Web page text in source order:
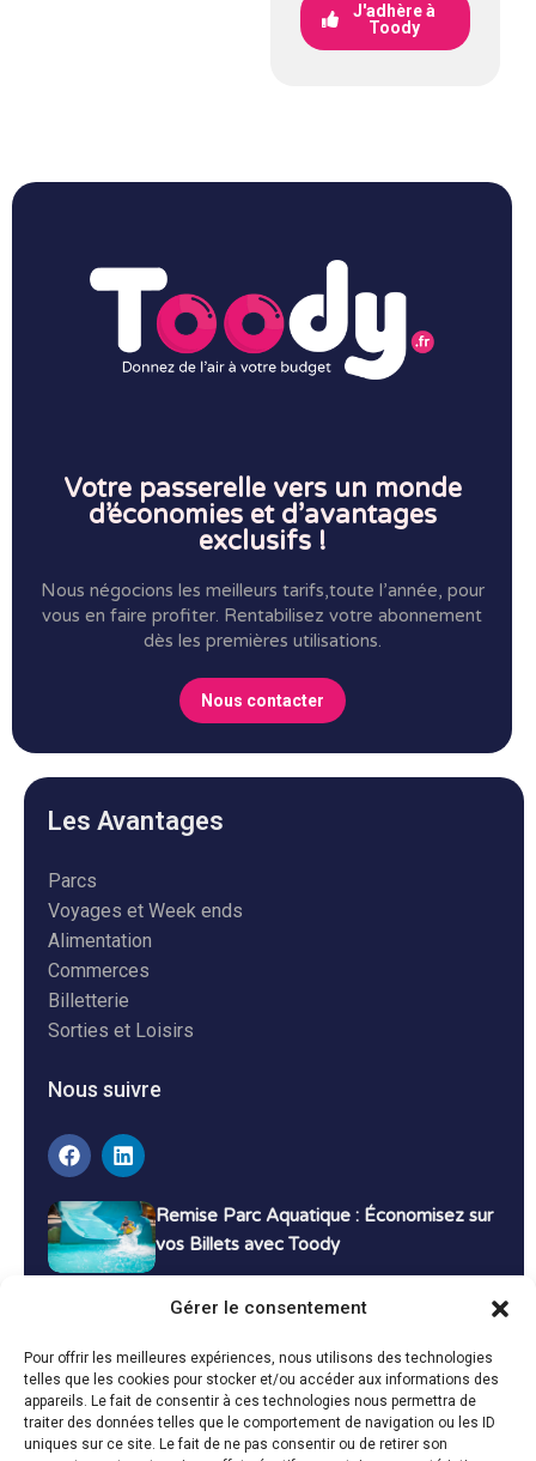
Gérer le consentement
Pour offrir les meilleures expériences, nous utilisons des technologies
telles que les cookies pour stocker et/ou accéder aux informations des
appareils. Le fait de consentir à ces technologies nous permettra de
traiter des données telles que le comportement de navigation ou les ID
uniques sur ce site. Le fait de ne pas consentir ou de retirer son
J'adhère à
Toody
Votre passerelle vers un monde
d’économies et d’avantages
exclusifs !
Nous négocions les meilleurs tarifs,toute l’année, pour
vous en faire profiter. Rentabilisez votre abonnement
dès les premières utilisations.
Nous contacter
Les Avantages
Parcs
Voyages et Week ends
Alimentation
Commerces
Billetterie
Sorties et Loisirs
Nous suivre
Remise Parc Aquatique : Économisez sur
vos Billets avec Toody
Bons Plans Voyage : Économisez sur vos
Vacances avec Toody
13 décembre 2024 Bon plans